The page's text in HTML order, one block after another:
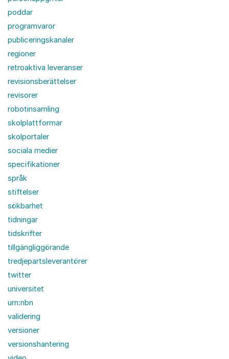
poddar
programvaror
publiceringskanaler
regioner
retroaktiva leveranser
revisionsberättelser
revisorer
robotinsamling
skolplattformar
skolportaler
sociala medier
specifikationer
språk
stiftelser
sökbarhet
tidningar
tidskrifter
tillgängliggörande
tredjepartsleverantörer
twitter
universitet
urn:nbn
validering
versioner
versionshantering